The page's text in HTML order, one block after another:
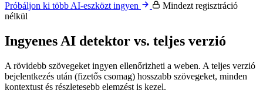
Próbáljon ki több AI-eszközt ingyen
Mindezt regisztráció
nélkül
Ingyenes AI detektor vs. teljes verzió
A rövidebb szövegeket ingyen ellenőrizheti a weben. A teljes verzió
bejelentkezés után (fizetős csomag) hosszabb szövegeket, minden
kontextust és részletesebb elemzést is kezel.